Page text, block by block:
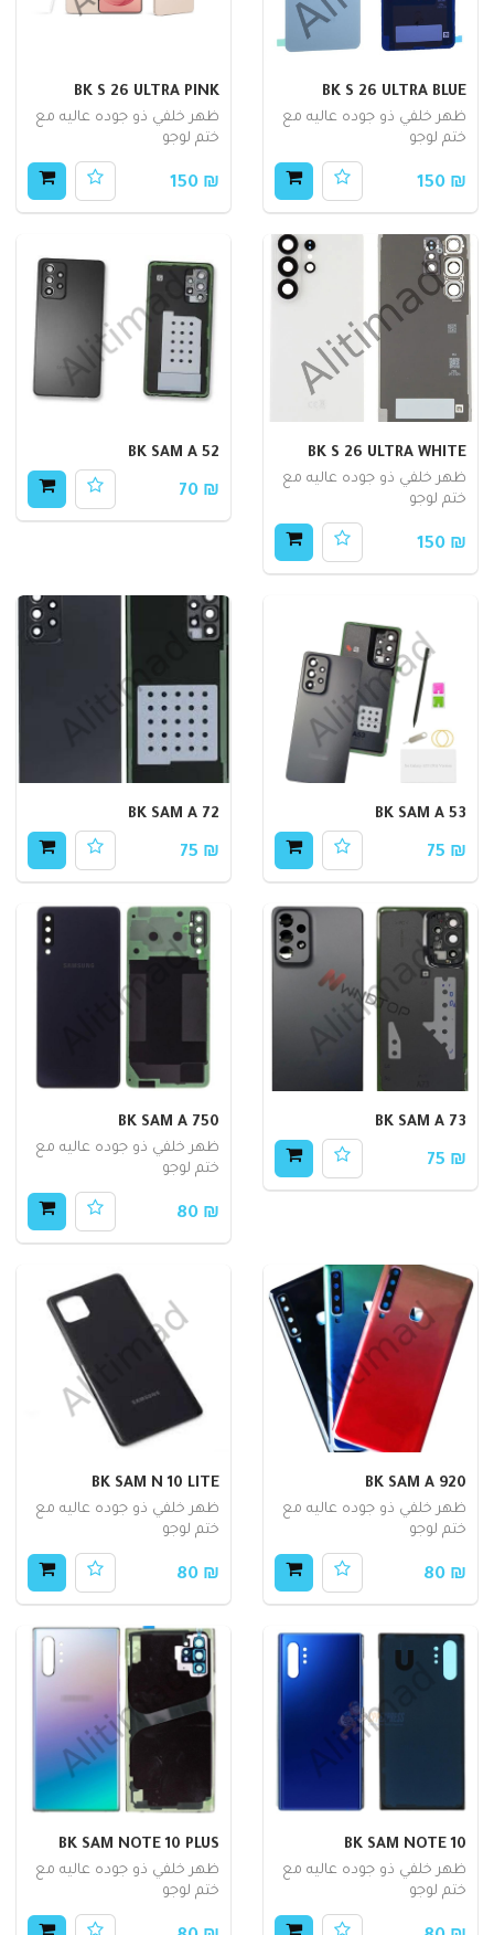
BK S 26 ULTRA BLUE
ظهر خلفي ذو جوده عاليه مع
ختم لوجو
₪ 150
BK S 26 ULTRA PINK
ظهر خلفي ذو جوده عاليه مع
ختم لوجو
₪ 150
BK S 26 ULTRA WHITE
ظهر خلفي ذو جوده عاليه مع
ختم لوجو
₪ 150
BK SAM A 52
₪ 70
BK SAM A 53
₪ 75
BK SAM A 72
₪ 75
BK SAM A 73
₪ 75
BK SAM A 750
ظهر خلفي ذو جوده عاليه مع
ختم لوجو
₪ 80
BK SAM A 920
ظهر خلفي ذو جوده عاليه مع
ختم لوجو
₪ 80
BK SAM N 10 LITE
ظهر خلفي ذو جوده عاليه مع
ختم لوجو
₪ 80
BK SAM NOTE 10
ظهر خلفي ذو جوده عاليه مع
ختم لوجو
BK SAM NOTE 10 PLUS
ظهر خلفي ذو جوده عاليه مع
ختم لوجو